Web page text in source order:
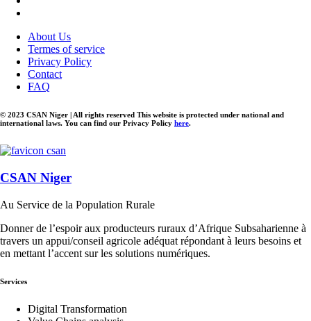
About Us
Termes of service
Privacy Policy
Contact
FAQ
© 2023 CSAN Niger | All rights reserved This website is protected under national and
international laws. You can find our Privacy Policy here.
CSAN Niger
Au Service de la Population Rurale
Donner de l’espoir aux producteurs ruraux d’Afrique Subsaharienne à
travers un appui/conseil agricole adéquat répondant à leurs besoins et
en mettant l’accent sur les solutions numériques.
Services
Digital Transformation